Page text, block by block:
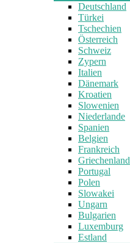
Deutschland
Türkei
Tschechien
Österreich
Schweiz
Zypern
Italien
Dänemark
Kroatien
Slowenien
Niederlande
Spanien
Belgien
Frankreich
Griechenland
Portugal
Polen
Slowakei
Ungarn
Bulgarien
Luxemburg
Estland